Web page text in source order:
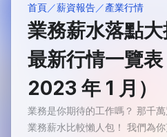
首頁 薪資報告 產業行情
業務薪水落點
最新行情一覽
2023 年 1 月）
業務是你期待的工作嗎？ 那千
業務薪水比較懶人包！ 我們為